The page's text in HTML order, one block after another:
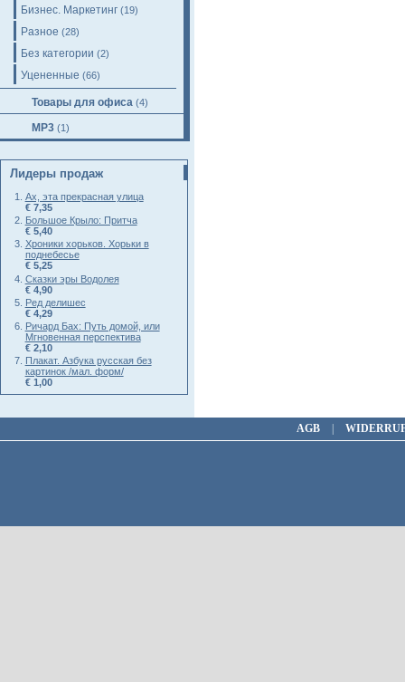
Бизнес. Маркетинг (19)
Разное (28)
Без категории (2)
Уцененные (66)
Товары для офиса (4)
MP3 (1)
Лидеры продаж
Ах, эта прекрасная улица
€ 7,35
Большое Крыло: Притча
€ 5,40
Хроники хорьков. Хорьки в
поднебесье
€ 5,25
Сказки эры Водолея
€ 4,90
Ред делишес
€ 4,29
Ричард Бах: Путь домой, или
Мгновенная перспектива
€ 2,10
Плакат. Азбука русская без
картинок /мал. форм/
€ 1,00
AGB